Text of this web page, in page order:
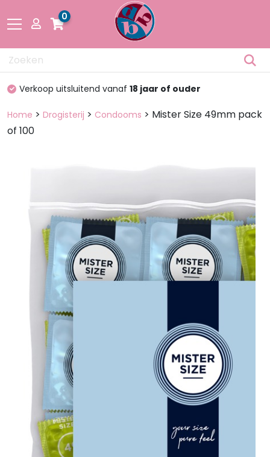
Drogisterij
Pakketten
en dozen
materiaal
Speeltjes
0
Verkoop uitsluitend vanaf18 jaar of ouder
Home > Drogisterij > Condooms > Mister Size 49mm pack
of 100